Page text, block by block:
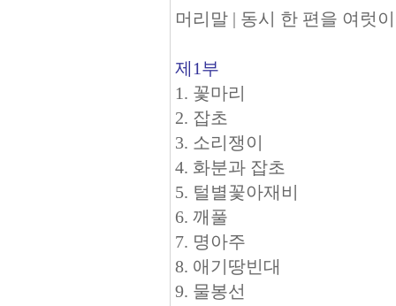
머리말 | 동시 한 편을 여럿
제1부
1. 꽃마리
2. 잡초
3. 소리쟁이
4. 화분과 잡초
5. 털별꽃아재비
6. 깨풀
7. 명아주
8. 애기땅빈대
9. 물봉선